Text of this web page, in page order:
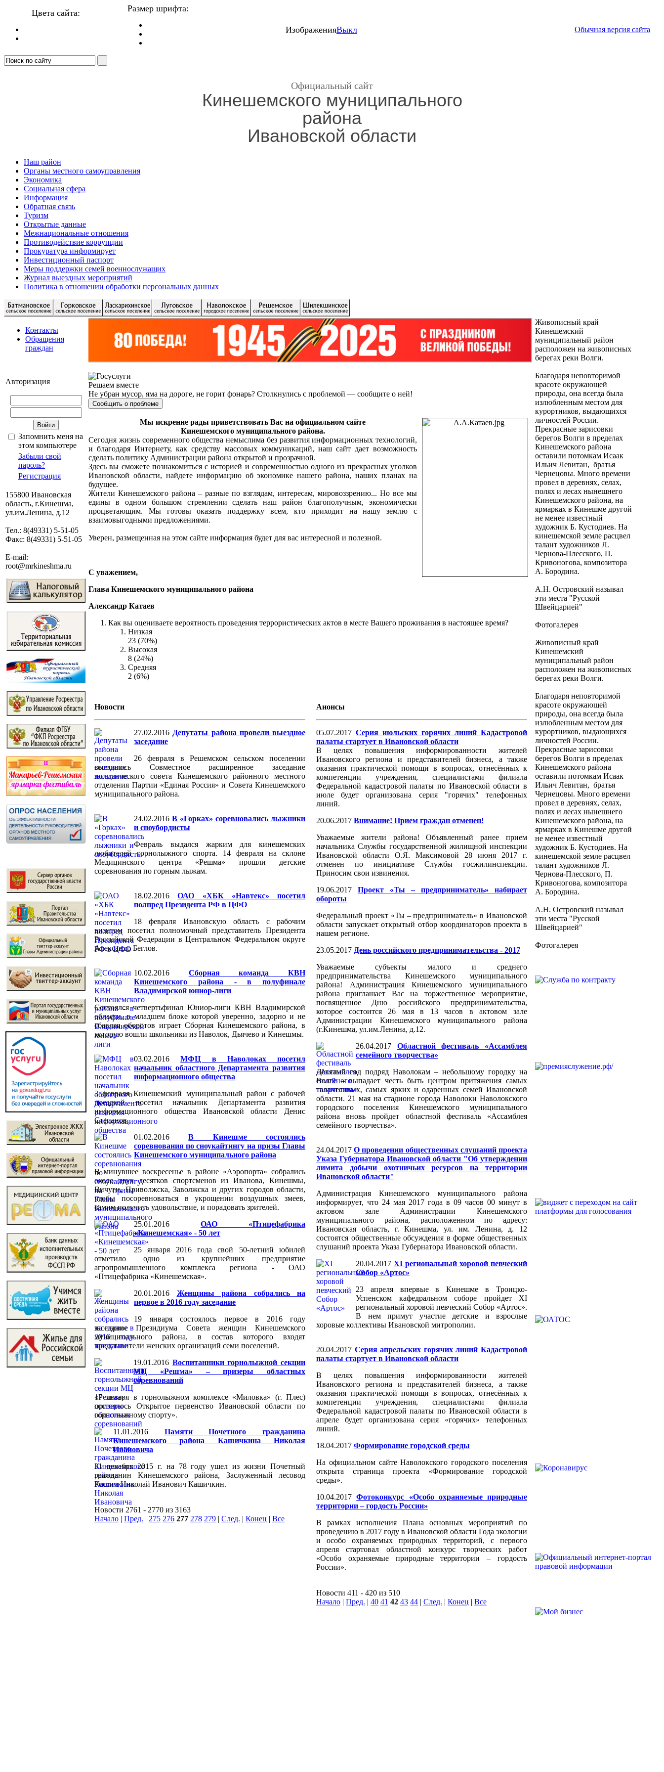
Цвета сайта: Размер шрифта:
ИзображенияВыкл Обычная версия сайта
Официальный сайт
Кинешемского муниципального
района
Ивановской области
Наш район
Органы местного самоуправления
Экономика
Социальная сфера
Информация
Обратная связь
Туризм
Открытые данные
Межнациональные отношения
Противодействие коррупции
Прокуратура информирует
Инвестиционный паспорт
Меры поддержки семей военнослужащих
Журнал выездных мероприятий
Политика в отношении обработки персональных данных
Контакты
Обращения
граждан
Авторизация
Запомнить меня на
этом компьютере
Забыли свой
пароль?
Регистрация
155800 Ивановская
область, г.Кинешма,
ул.им.Ленина, д.12
Тел.: 8(49331) 5-51-05
Факс: 8(49331) 5-51-05
E-mail:
root@mrkineshma.ru
Решаем вместе
Не убран мусор, яма на дороге, не горит фонарь? Столкнулись с проблемой — сообщите о ней!
Сообщить о проблеме
Мы искренне рады приветствовать Вас на официальном сайте
Кинешемского муниципального района.
Сегодня жизнь современного общества немыслима без развития информационных технологий,
и благодаря Интернету, как средству массовых коммуникаций, наш сайт дает возможность
сделать политику Администрации района открытой и прозрачной.
Здесь вы сможете познакомиться с историей и современностью одного из прекрасных уголков
Ивановской области, найдете информацию об экономике нашего района, наших планах на
будущее.
Жители Кинешемского района – разные по взглядам, интересам, мировоззрению... Но все мы
едины в одном большом стремлении сделать наш район благополучным, экономически
процветающим. Мы готовы оказать поддержку всем, кто приходит на нашу землю с
взаимовыгодными предложениями.
Уверен, размещенная на этом сайте информация будет для вас интересной и полезной.
С уважением,
Глава Кинешемского муниципального района
Александр Катаев
Как вы оцениваете вероятность проведения террористических актов в месте Вашего проживания в настоящее время?
Низкая
23 (70%)
Высокая
8 (24%)
Средняя
2 (6%)
Новости
27.02.2016 Депутаты района провели выездное
заседание
26 февраля в Решемском сельском поселении
состоялось Совместное расширенное заседание
политического совета Кинешемского районного местного
отделения Партии «Единая Россия» и Совета Кинешемского
муниципального района.
24.02.2016 В «Горках» соревновались лыжники
и сноубордисты
Февраль выдался жарким для кинешемских
любителей горнолыжного спорта. 14 февраля на склоне
Медицинского центра «Решма» прошли детские
соревнования по горным лыжам.
18.02.2016
ОАО «ХБК «Навтекс» посетил
полпред Президента РФ в ЦФО
18 февраля Ивановскую область с рабочим
визитом посетил полномочный представитель Президента
Российской Федерации в Центральном Федеральном округе
Александр Беглов.
10.02.2016
Сборная команда КВН
Кинешемского района - в полуфинале
Владимирской юниор-лиги
Состоялся четвертьфинал Юниор-лиги КВН Владимирской
области, в младшем блоке которой уверенно, задорно и не
сбавляя оборотов играет Сборная Кинешемского района, в
которую вошли школьники из Наволок, Дьячево и Кинешмы.
03.02.2016
МФЦ в Наволоках посетил
начальник областного Департамента развития
информационного общества
3 февраля Кинешемский муниципальный район с рабочей
поездкой посетил начальник Департамента развития
информационного общества Ивановской области Денис
Степанов.
01.02.2016
В Кинешме состоялись
соревнования по сноукайтингу на призы Главы
Кинешемского муниципального района
В минувшее воскресенье в районе «Аэропорта» собрались
около двух десятков спортсменов из Иванова, Кинешмы,
Вичуги, Приволжска, Заволжска и других городов области,
чтобы посоревноваться в укрощении воздушных змеев,
самим получить удовольствие, и порадовать зрителей.
25.01.2016
ОАО «Птицефабрика
«Кинешемская» - 50 лет
25 января 2016 года свой 50-летний юбилей
отметило одно из крупнейших предприятие
агропромышленного комплекса региона - ОАО
«Птицефабрика «Кинешемская».
20.01.2016
Женщины района собрались на
первое в 2016 году заседание
19 января состоялось первое в 2016 году
заседание Президиума Совета женщин Кинешемского
муниципального района, в состав которого входят
представители женских организаций семи поселений.
19.01.2016 Воспитанники горнолыжной секции
МЦ «Решма» – призеры областных
соревнований
17 января в горнолыжном комплексе «Миловка» (г. Плес)
состоялось Открытое первенство Ивановской области по
горнолыжному спорту».
11.01.2016
Памяти Почетного гражданина
Кинешемского района Кашичкина Николая
Ивановича
31 декабря 2015 г. на 78 году ушел из жизни Почетный
гражданин Кинешемского района, Заслуженный лесовод
России Николай Иванович Кашичкин.
Новости 2761 - 2770 из 3163
Начало | Пред. | 275 276 277 278 279 | След. | Конец | Все
Анонсы
05.07.2017 Серия июльских горячих линий Кадастровой
палаты стартует в Ивановской области
В целях повышения информированности жителей
Ивановского региона и представителей бизнеса, а также
оказания практической помощи в вопросах, отнесённых к
компетенции учреждения, специалистами филиала
Федеральной кадастровой палаты по Ивановской области в
июле будет организована серия "горячих" телефонных
линий.
20.06.2017 Внимание! Прием граждан отменен!
Уважаемые жители района! Объявленный ранее прием
начальника Службы государственной жилищной инспекции
Ивановской области О.Я. Максимовой 28 июня 2017 г.
отменен по инициативе Службы госжилинспекции.
Приносим свои извинения.
19.06.2017
Проект «Ты – предприниматель» набирает
обороты
Федеральный проект «Ты – предприниматель» в Ивановской
области запускает открытый отбор координаторов проекта в
нашем регионе.
23.05.2017 День российского предпринимательства - 2017
Уважаемые субъекты малого и среднего
предпринимательства Кинешемского муниципального
района! Администрация Кинешемского муниципального
района приглашает Вас на торжественное мероприятие,
посвященное Дню российского предпринимательства,
которое состоится 26 мая в 13 часов в актовом зале
Администрации Кинешемского муниципального района
(г.Кинешма, ул.им.Ленина, д.12.
26.04.2017
Областной фестиваль «Ассамблея
семейного творчества»
Девятый год подряд Наволокам – небольшому городку на
Волге – выпадает честь быть центром притяжения самых
талантливых, самых ярких и одаренных семей Ивановской
области. 21 мая на стадионе города Наволоки Наволокского
городского поселения Кинешемского муниципального
района вновь пройдет областной фестиваль «Ассамблея
семейного творчества».
24.04.2017 О проведении общественных слушаний проекта
Указа Губернатора Ивановской области "Об утверждении
лимита добычи охотничьих ресурсов на территории
Ивановской области"
Администрация Кинешемского муниципального района
информирует, что 24 мая 2017 года в 09 часов 00 минут в
актовом зале Администрации Кинешемского
муниципального района, расположенном по адресу:
Ивановская область, г. Кинешма, ул. им. Ленина, д. 12
состоятся общественные обсуждения в форме общественных
слушаний проекта Указа Губернатора Ивановской области.
20.04.2017 XI региональный хоровой певческий
Собор «Артос»
23 апреля впервые в Кинешме в Троицко-
Успенском кафедральном соборе пройдет XI
региональный хоровой певческий Собор «Артос».
В нем примут участие детские и взрослые
хоровые коллективы Ивановской митрополии.
20.04.2017 Серия апрельских горячих линий Кадастровой
палаты стартует в Ивановской области
В целях повышения информированности жителей
Ивановского региона и представителей бизнеса, а также
оказания практической помощи в вопросах, отнесённых к
компетенции учреждения, специалистами филиала
Федеральной кадастровой палаты по Ивановской области в
апреле будет организована серия «горячих» телефонных
линий.
18.04.2017 Формирование городской среды
На официальном сайте Наволокского городского поселения
открыта страница проекта «Формирование городской
среды».
10.04.2017 Фотоконкурс «Особо охраняемые природные
территории – гордость России»
В рамках исполнения Плана основных мероприятий по
проведению в 2017 году в Ивановской области Года экологии
и особо охраняемых природных территорий, с первого
апреля стартовал областной конкурс творческих работ
«Особо охраняемые природные территории – гордость
России».
Новости 411 - 420 из 510
Начало | Пред. | 40 41 42 43 44 | След. | Конец | Все
Живописный край
Кинешемский
муниципальный район
расположен на живописных
берегах реки Волги.
Благодаря неповторимой
красоте окружающей
природы, она всегда была
излюбленным местом для
курортников, выдающихся
личностей России.
Прекрасные зарисовки
берегов Волги в пределах
Кинешемского района
оставили потомкам Исаак
Ильич Левитан, братья
Чернецовы. Много времени
провел в деревнях, селах,
полях и лесах нынешнего
Кинешемского района, на
ярмарках в Кинешме другой
не менее известный
художник Б. Кустодиев. На
кинешемской земле расцвел
талант художников Л.
Чернова-Плесского, П.
Кривоногова, композитора
А. Бородина.
А.Н. Островский называл
эти места "Русской
Швейцарией"
Фотогалерея
Живописный край
Кинешемский
муниципальный район
расположен на живописных
берегах реки Волги.
Благодаря неповторимой
красоте окружающей
природы, она всегда была
излюбленным местом для
курортников, выдающихся
личностей России.
Прекрасные зарисовки
берегов Волги в пределах
Кинешемского района
оставили потомкам Исаак
Ильич Левитан, братья
Чернецовы. Много времени
провел в деревнях, селах,
полях и лесах нынешнего
Кинешемского района, на
ярмарках в Кинешме другой
не менее известный
художник Б. Кустодиев. На
кинешемской земле расцвел
талант художников Л.
Чернова-Плесского, П.
Кривоногова, композитора
А. Бородина.
А.Н. Островский называл
эти места "Русской
Швейцарией"
Фотогалерея